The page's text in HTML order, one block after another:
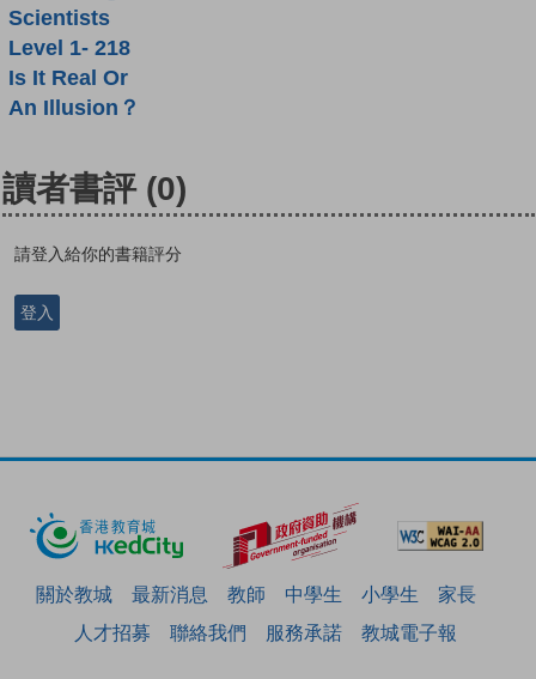
Scientists
Level 1- 218
Is It Real Or
An Illusion？
讀者書評 (0)
請登入給你的書籍評分
登入
關於教城 最新消息 教師 中學生 小學生
家長
人才招募
聯絡我們 服務承諾 教城電子報